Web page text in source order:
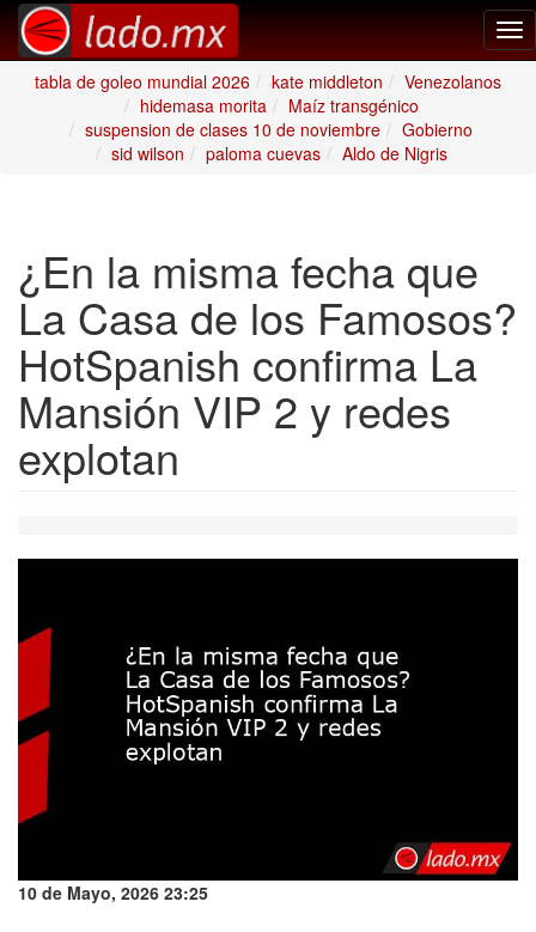
tabla de goleo mundial 2026
kate middleton
Venezolanos
hidemasa morita
Maíz transgénico
suspension de clases 10 de noviembre
Gobierno
sid wilson
paloma cuevas Aldo de Nigris
¿En la misma fecha que
La Casa de los Famosos?
HotSpanish confirma La
Mansión VIP 2 y redes
explotan
10 de Mayo, 2026 23:25